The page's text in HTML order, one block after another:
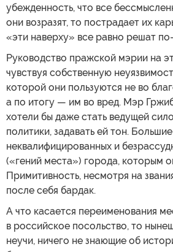
убежденность, что все
они возразят, то пострадает их
«эти наверху» все равно решат
Руководство пражской мэрии на
чувствуя собственную
которой они пользуются не во
а по итогу — им во вред. Мэр
хотели бы даже стать ведущей
политики, задавать ей тон.
неквалифицированных и
(«гений места») города, которым
Примитивность, несмотря на
после себя бардак.
А что касается переименования
в российское посольство, то
неучи, ничего не знающие об